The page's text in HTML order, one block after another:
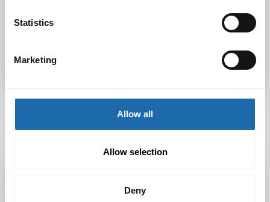
Statistics
Marketing
Allow all
Allow selection
Deny
Black Friday & cyber Monday 2025!